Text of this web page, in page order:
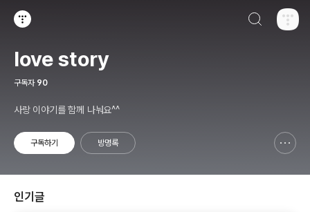
love story
구독자 90
사랑 이야기를 함께 나눠요^^
구독하기 방명록
인기글